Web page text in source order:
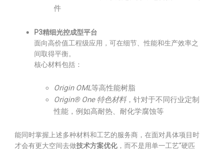
件
P3精细光控成型平台
面向高价值工程级应用，可在细节、性能和生产效率之
间取得平衡。
核心材料包括：
Origin OML等高性能树脂
Origin® One 特色材料，针对于不同行业定制
性能，例如高耐热、耐化学腐蚀等
能同时掌握上述多种材料和工艺的服务商，在面对具体项目时
才会有更大空间去做技术方案优化，而不是用单一工艺“硬匹